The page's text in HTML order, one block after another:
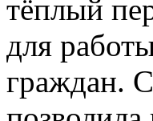
тёплый
для
граждан.